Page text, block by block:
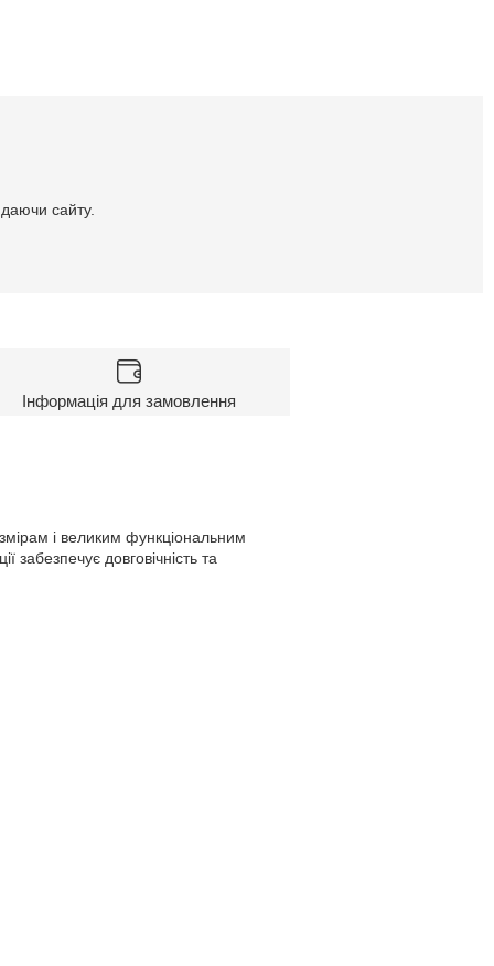
сайту.
Інформація для замовлення
і великим функціональним
забезпечує довговічність та